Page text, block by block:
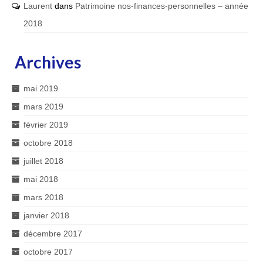
Laurent dans Patrimoine nos-finances-personnelles – année
2018
Archives
mai 2019
mars 2019
février 2019
octobre 2018
juillet 2018
mai 2018
mars 2018
janvier 2018
décembre 2017
octobre 2017